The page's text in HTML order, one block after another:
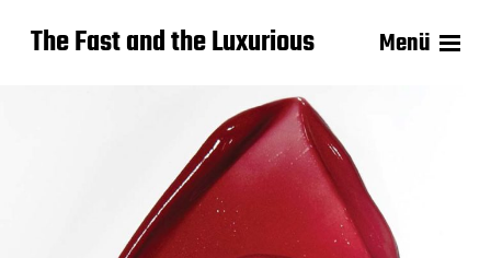
The Fast and the Luxurious Menü